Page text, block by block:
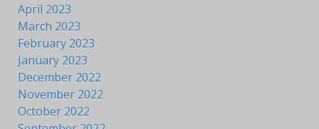
April 2023
March 2023
February 2023
January 2023
December 2022
November 2022
October 2022